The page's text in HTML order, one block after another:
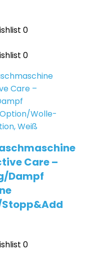
0
0
Care –
Dampf
0